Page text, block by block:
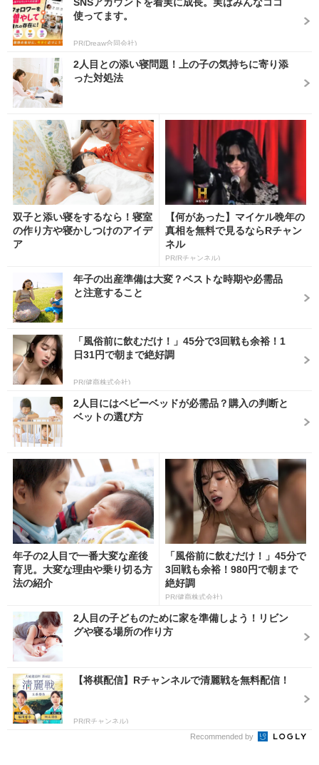
使ってます。
PR(Dreaw合同会社)
2人目との添い寝問題！上の子の気持ちに寄り添
った対処法
双子と添い寝をするなら！寝室
の作り方や寝かしつけのアイデ
ア
【何があった】マイケル晩年の
真相を無料で見るならRチャン
ネル
PR(Rチャンネル)
年子の出産準備は大変？ベストな時期や必需品
と注意すること
「風俗前に飲むだけ！」45分で3回戦も余裕！1
日31円で朝まで絶好調
PR(健商株式会社)
2人目にはベビーベッドが必需品？購入の判断と
ベットの選び方
年子の2人目で一番大変な産後
育児。大変な理由や乗り切る方
法の紹介
「風俗前に飲むだけ！」45分で
3回戦も余裕！980円で朝まで
絶好調
PR(健商株式会社)
2人目の子どものために家を準備しよう！リビン
グや寝る場所の作り方
【将棋配信】Rチャンネルで清麗戦を無料配信！
PR(Rチャンネル)
Recommended by